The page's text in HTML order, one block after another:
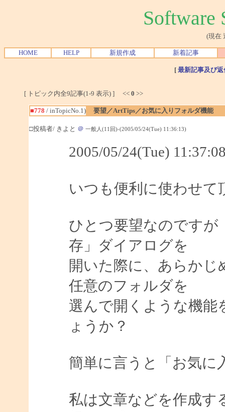
Software
(現在
HOME HELP 新規作成 新着記事
[ 最新記事及び
[ トピック内全9記事(1-9 表示) ] << 0 >>
■778 / inTopicNo.1) 要望／ArtTips／お気に入りフォルダ機能
□投稿者/ きよと ＠ 一般人(11回)-(2005/05/24(Tue) 11:36:13)
2005/05/24(Tue)
いつも便利に使わせて
ひとつ要望なのですが
存」ダイアログを
開いた際に、あらか
任意のフォルダを
選んで開くような機能
ょうか？
簡単に言うと「お気に
私は文章などを作成す